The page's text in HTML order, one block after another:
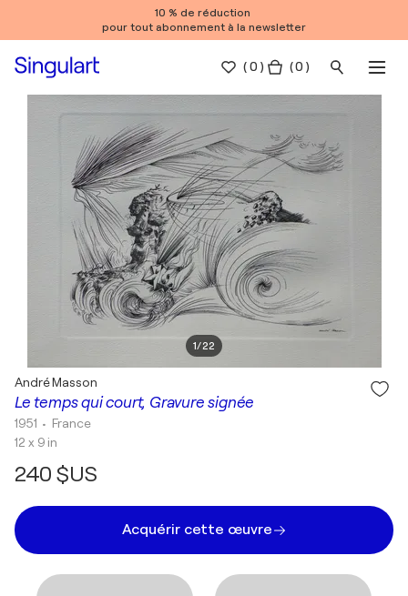
10 % de réduction
pour tout abonnement à la newsletter
(0 ) ( 0 )
1/22
Le temps qui court, Gravure signée
André Masson
1951 • France
12 x 9 in
240 $US
Acquérir cette œuvre